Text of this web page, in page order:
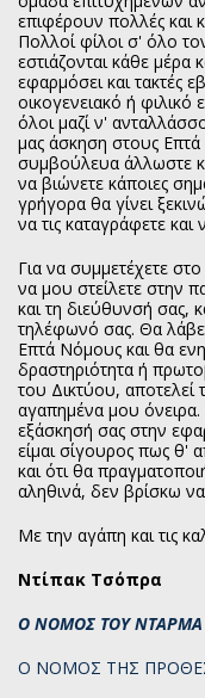
επιφέρουν πολλές και
Πολλοί φίλοι σ' όλο
εστιάζονται κάθε
εφαρμόσει και τακτές
οικογενειακό ή
όλοι μαζί ν'
μας άσκηση στους
συμβούλευα άλλωστε
να βιώνετε κάποιες
γρήγορα θα γίνει
να τις καταγράφετε και
Για να συμμετέχετε
να μου στείλετε στην
και τη διεύθυνσή σας,
τηλέφωνό σας. Θα
Επτά Νόμους και θα
δραστηριότητα ή
του Δικτύου,
αγαπημένα μου
εξάσκησή σας στην
είμαι σίγουρος πως θ'
και ότι θα
αληθινά, δεν βρίσκω
Με την αγάπη και τις
Ντίπακ Τσόπρα
Ο ΝΟΜΟΣ ΤΟΥ ΝΤΑΡΜΑ
Ο ΝΟΜΟΣ ΤΗΣ